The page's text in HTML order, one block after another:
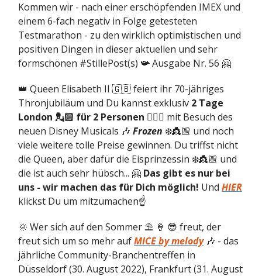
Kommen wir - nach einer erschöpfenden IMEX und
einem 6-fach negativ in Folge getesteten
Testmarathon - zu den wirklich optimistischen und
positiven Dingen in dieser aktuellen und sehr
formschönen #StillePost(s) 📯 Ausgabe Nr. 56 🤗
👑 Queen Elisabeth II 🇬🇧 feiert ihr 70-jähriges
Thronjubiläum und Du kannst exklusiv 2 Tage
London 💂🏻 für 2 Personen 👩‍❤️‍👨 mit Besuch des
neuen Disney Musicals 🎶 Frozen ❄️👸🏼 und noch
viele weitere tolle Preise gewinnen. Du triffst nicht
die Queen, aber dafür die Eisprinzessin ❄️👸🏼 und
die ist auch sehr hübsch... 🤗 Das gibt es nur bei
uns - wir machen das für Dich möglich! Und HIER
klickst Du um mitzumachen☝️
🌞 Wer sich auf den Sommer ⛱ 🍦 😎 freut, der
freut sich um so mehr aufMICE by melody🎶 - das
jährliche Community-Branchentreffen in
Düsseldorf (30. August 2022), Frankfurt (31. August